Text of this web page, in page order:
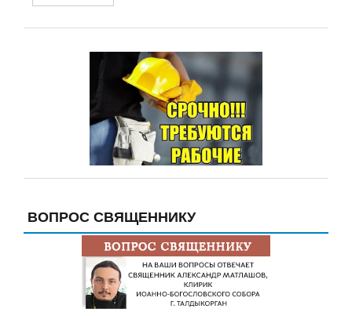
ВОПРОС СВЯЩЕННИКУ